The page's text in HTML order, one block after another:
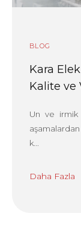
BLOG
Kara
Kalite ve
Un ve
k...
Daha Fazla